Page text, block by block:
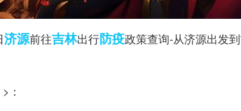
济源前往吉林出行防疫政策查询-从济源出发
：